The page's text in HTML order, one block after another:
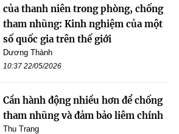
của thanh niên trong phòng, chống
tham nhũng: Kinh nghiệm của một
số quốc gia trên thế giới
Dương Thành
10:37 22/05/2026
Cần hành động nhiều hơn để chống
tham nhũng và đảm bảo liêm chính
Thu Trang